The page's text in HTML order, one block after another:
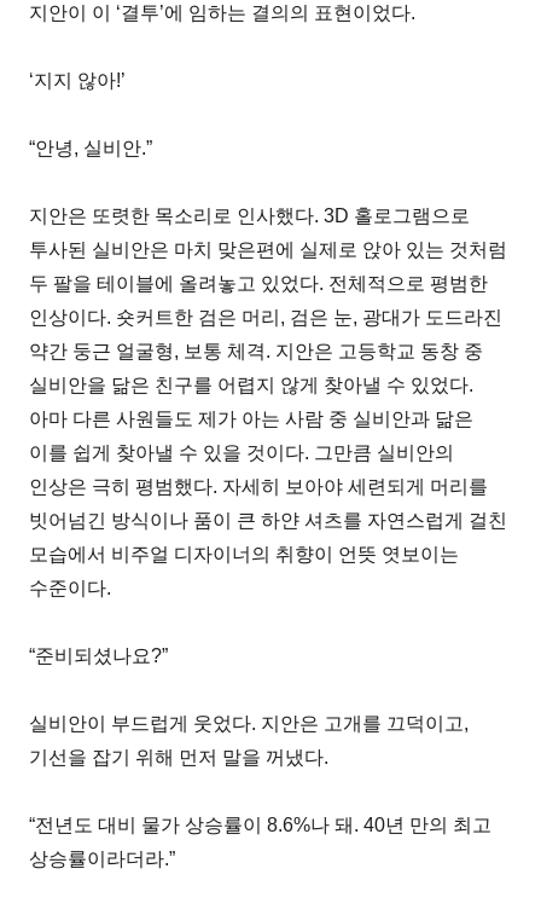
지안이 이 ‘결투’에 임하는 결의의 표현이었다.
‘지지 않아!’
“안녕, 실비안.”
지안은 또렷한 목소리로 인사했다. 3D 홀로그램으로
투사된 실비안은 마치 맞은편에 실제로 앉아 있는 것처럼
두 팔을 테이블에 올려놓고 있었다. 전체적으로 평범한
인상이다. 숏커트한 검은 머리, 검은 눈, 광대가 도드라진
약간 둥근 얼굴형, 보통 체격. 지안은 고등학교 동창 중
실비안을 닮은 친구를 어렵지 않게 찾아낼 수 있었다.
아마 다른 사원들도 제가 아는 사람 중 실비안과 닮은
이를 쉽게 찾아낼 수 있을 것이다. 그만큼 실비안의
인상은 극히 평범했다. 자세히 보아야 세련되게 머리를
빗어넘긴 방식이나 품이 큰 하얀 셔츠를 자연스럽게 걸친
모습에서 비주얼 디자이너의 취향이 언뜻 엿보이는
수준이다.
“준비되셨나요?”
실비안이 부드럽게 웃었다. 지안은 고개를 끄덕이고,
기선을 잡기 위해 먼저 말을 꺼냈다.
“전년도 대비 물가 상승률이 8.6%나 돼. 40년 만의 최고
상승률이라더라.”